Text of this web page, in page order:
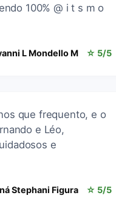
100% @ i t s m o
L Mondello M ☆ 5/5
que frequento, e o
e Léo,
e
Stephani Figura ☆ 5/5